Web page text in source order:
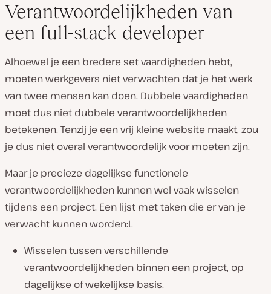
Verantwoordelijkheden van
een full-stack developer
Alhoewel je een bredere set vaardigheden hebt,
moeten werkgevers niet verwachten dat je het werk
van twee mensen kan doen. Dubbele vaardigheden
moet dus niet dubbele verantwoordelijkheden
betekenen. Tenzij je een vrij kleine website maakt, zou
je dus niet overal verantwoordelijk voor moeten zijn.
Maar je precieze dagelijkse functionele
verantwoordelijkheden kunnen wel vaak wisselen
tijdens een project. Een lijst met taken die er van je
verwacht kunnen worden:L
Wisselen tussen verschillende
verantwoordelijkheden binnen een project, op
dagelijkse of wekelijkse basis.